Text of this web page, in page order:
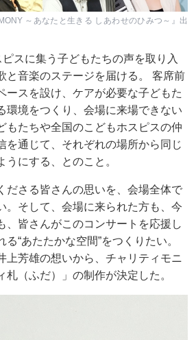
～あなたと生きる しあわせのひみつ～』出
スに集う子どもたちの声を取り入
と音楽のステージを届ける。 客席前
ースを設け、ケアが必要な子どもた
環境をつくり、会場に来場できない
もたちや全国のこどもホスピスの仲
を通じて、それぞれの場所から同じ
にする、とのこと。
ださる皆さんの思いを、会場全体で
。そして、会場に来られた方も、今
、皆さんがこのコンサートを応援し
“あたたかな空間”をつくりたい。
上芳雄の想いから、チャリティモニ
札（ふだ）」の制作が決定した。